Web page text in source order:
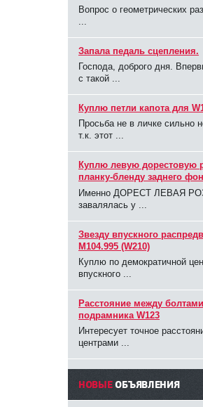
Вопрос о геометрических
Запала педаль сцепления.
Господа, доброго дня.
с такой ...
Куплю петли капота для
Просьба не в личке сильно
т.к. этот ...
Куплю левую дорестовую
планку-бленду заднего
Именно ДОРЕСТ ЛЕВАЯ
завалялась у ...
Звезду впускного
M104.995 (W210)
Куплю по демократичной
впускного ...
Расстояние между
подрамника W123
Интересует точное
центрами ...
НОВЫЕОБЪЯВЛЕНИЯ